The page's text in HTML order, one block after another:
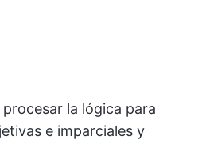
la lógica para
e imparciales y